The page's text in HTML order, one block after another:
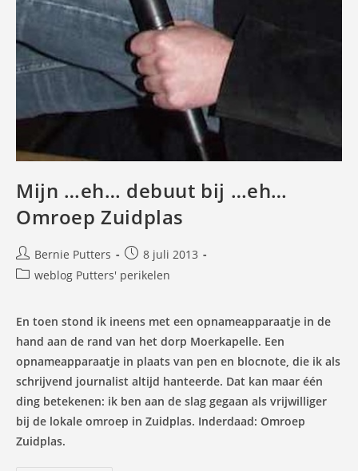
Mijn …eh… debuut bij …eh…
Omroep Zuidplas
Bericht
auteur:
Bernie Putters
Bericht
gepubliceerd
8 juli 2013
Berichtcategorie:
weblog Putters' perikelen
En toen stond ik ineens met een opnameapparaatje in de
hand aan de rand van het dorp Moerkapelle. Een
opnameapparaatje in plaats van pen en blocnote, die ik als
schrijvend journalist altijd hanteerde. Dat kan maar één
ding betekenen: ik ben aan de slag gegaan als vrijwilliger
bij de lokale omroep in Zuidplas. Inderdaad: Omroep
Zuidplas.